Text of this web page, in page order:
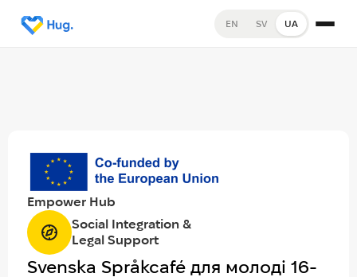
EN SV UA
Empower Hub
Social Integration &
Legal Support
Svenska Språkcafé для молоді 16-